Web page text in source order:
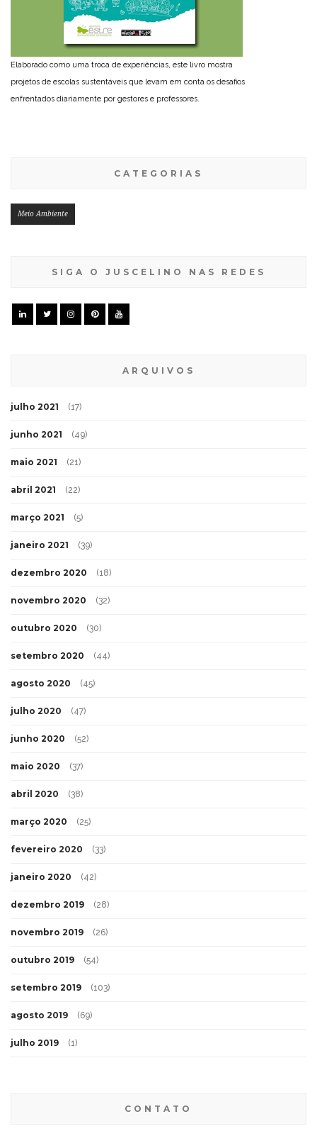
Elaborado como uma troca de experiências, este livro mostra
projetos de escolas sustentáveis que levam em conta os desafios
enfrentados diariamente por gestores e professores.
CATEGORIAS
Meio Ambiente
SIGA O JUSCELINO NAS REDES
ARQUIVOS
julho 2021 (17)
junho 2021 (49)
maio 2021 (21)
abril 2021 (22)
março 2021 (5)
janeiro 2021 (39)
dezembro 2020 (18)
novembro 2020 (32)
outubro 2020 (30)
setembro 2020 (44)
agosto 2020 (45)
julho 2020 (47)
junho 2020 (52)
maio 2020 (37)
abril 2020 (38)
março 2020 (25)
fevereiro 2020 (33)
janeiro 2020 (42)
dezembro 2019 (28)
novembro 2019 (26)
outubro 2019 (54)
setembro 2019 (103)
agosto 2019 (69)
julho 2019 (1)
CONTATO